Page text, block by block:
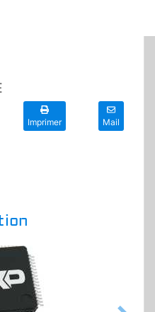
Imprimer Mail